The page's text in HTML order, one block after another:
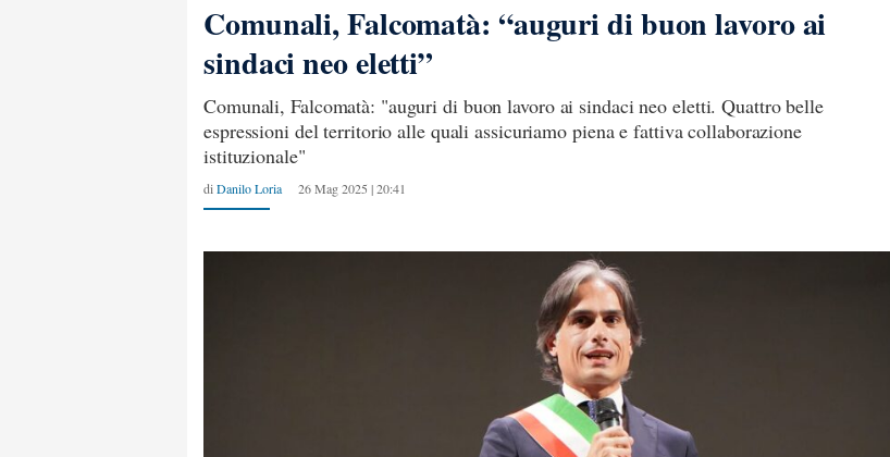
Comunali, Falcomatà: “auguri di buon lavoro ai
sindaci neo eletti”
Comunali, Falcomatà: "auguri di buon lavoro ai sindaci neo eletti. Quattro belle
espressioni del territorio alle quali assicuriamo piena e fattiva collaborazione
istituzionale"
di Danilo Loria 26 Mag 2025 | 20:41